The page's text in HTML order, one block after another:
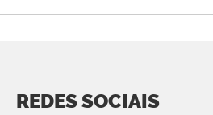
REDES SOCIAIS